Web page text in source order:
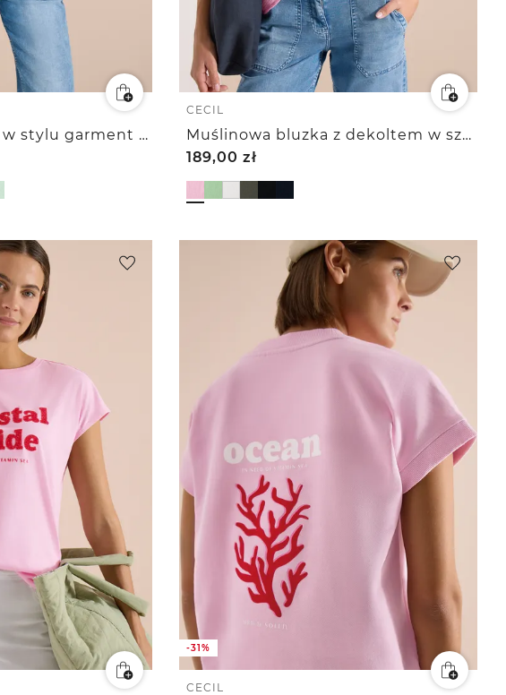
Koszulka - Jersey w stylu garment dye
CECIL
Muślinowa bluzka z dekoltem w szpic
189,00zł
-31%
CECIL